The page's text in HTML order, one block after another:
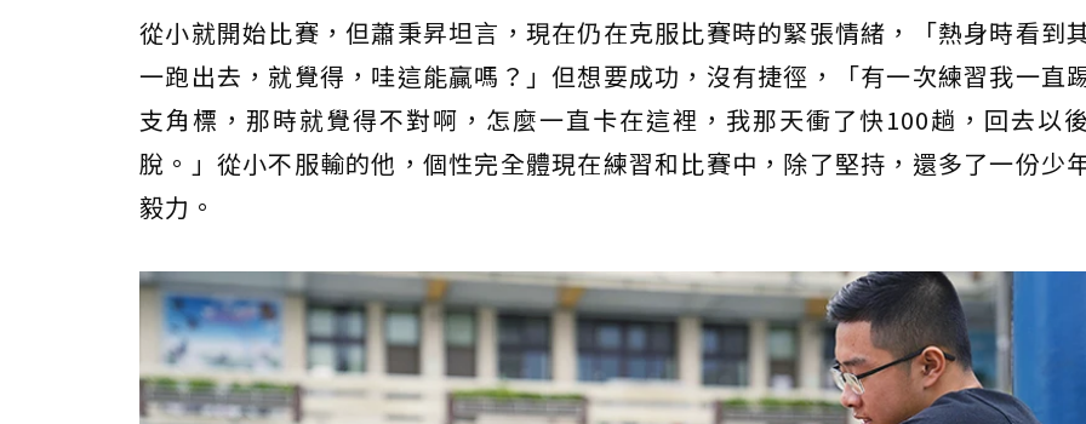
從小就開始比賽，但蕭秉昇坦言，現在仍在克服比賽時的緊張情緒，「熱身時看到
一跑出去，就覺得，哇這能贏嗎？」但想要成功，沒有捷徑，「有一次練習我一直
支角標，那時就覺得不對啊，怎麼一直卡在這裡，我那天衝了快100趟，回去以
脫。」從小不服輸的他，個性完全體現在練習和比賽中，除了堅持，還多了一份少
毅力。